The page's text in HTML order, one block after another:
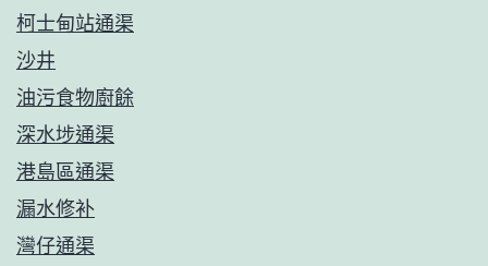
柯士甸站通渠
沙井
油污食物廚餘
深水埗通渠
港島區通渠
漏水修补
灣仔通渠